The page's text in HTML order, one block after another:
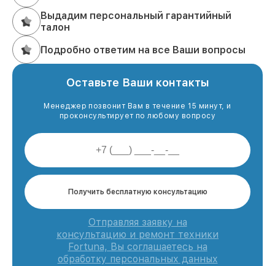
Выдадим персональный гарантийный
талон
Подробно ответим на все Ваши вопросы
Оставьте Ваши контакты
Менеджер позвонит Вам в течение 15 минут, и
проконсультирует по любому вопросу
Получить бесплатную консультацию
Отправляя заявку на
консультацию и ремонт техники
Fortuna, Вы соглашаетесь на
обработку персональных данных